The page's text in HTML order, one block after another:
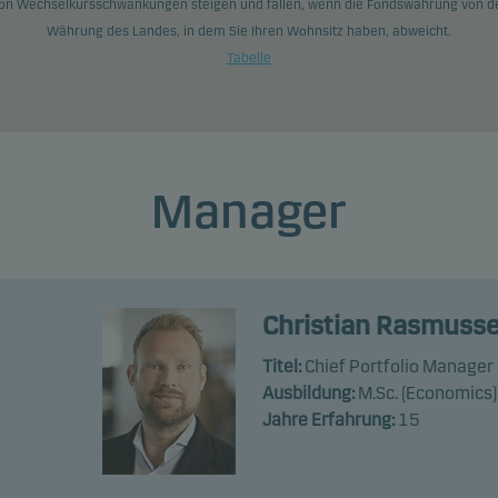
Wechselkursschwankungen steigen und fallen, wenn die Fondswährung von
Währung des Landes, in dem Sie Ihren Wohnsitz haben, abweicht.
Tabelle
Manager
Christian
Titel:Chief Portfolio Manager
Ausbildung:M.Sc. (Economics)
Jahre Erfahrung:15